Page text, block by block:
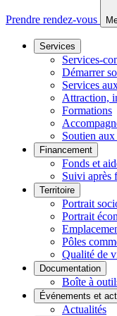
Prendre rendez-vous
Services
Services-
Démarrer
Services
Attraction,
Formations
Soutien
Financement
Fonds et
Suivi après
Territoire
Portrait
Portrait
Pôles
Qualité de
Documentation
Boîte à
Événements et
Actualités